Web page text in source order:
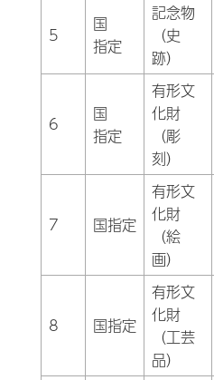
5
国
指定
記念物
（史
跡）
6
国
指定
有形文
化財
（彫
刻）
7 国指定
有形文
化財
（絵
画）
8 国指定
有形文
化財
（工芸
品）